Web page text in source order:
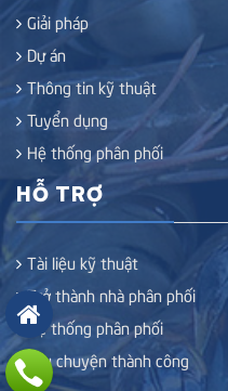
Giải pháp
Dự án
Thông tin kỹ thuật
Tuyển dụng
Hệ thống phân phối
HỖ TRỢ
Tài liệu kỹ thuật
Trở thành nhà phân phối
Hệ thống phân phối
Câu chuyện thành công